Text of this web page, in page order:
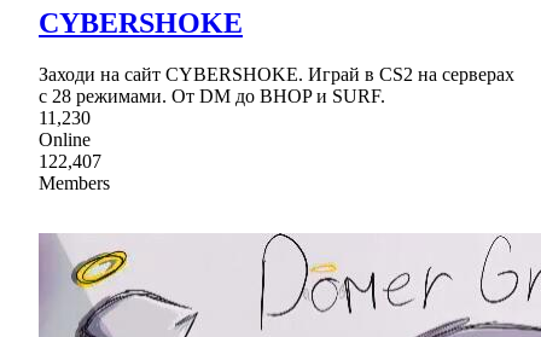
CYBERSHOKE
Заходи на сайт CYBERSHOKE. Играй в CS2 на серверах
с 28 режимами. От DM до BHOP и SURF.
11,230
Online
122,407
Members